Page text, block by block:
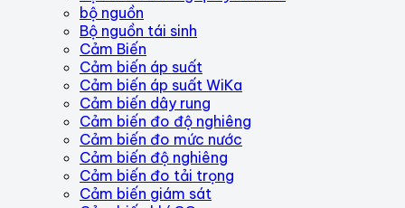
bộ nguồn
Bộ nguồn tái sinh
Cảm Biến
Cảm biến áp suất
Cảm biến áp suất WiKa
Cảm biến dây rung
Cảm biến đo độ nghiêng
Cảm biến đo mức nước
Cảm biến độ nghiêng
Cảm biến đo tải trọng
Cảm biến giám sát